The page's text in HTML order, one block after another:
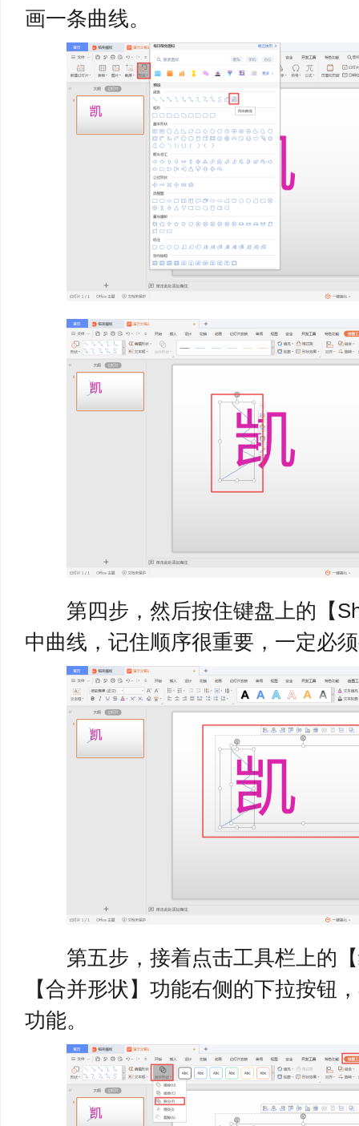
画一条曲线。
第四步，然后按住键盘上的【
中曲线，记住顺序很重要，一定必
第五步，接着点击工具栏上的【
【合并形状】功能右侧的下拉按钮
功能。